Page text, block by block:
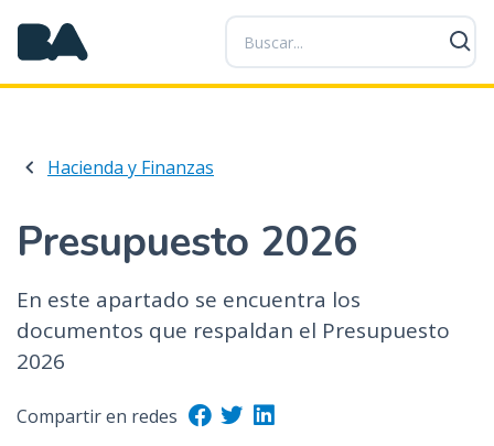
P
a
s
a
n
e
n
o
Hacienda y Finanzas
Presupuesto 2026
En este apartado se encuentra los
documentos que respaldan el Presupuesto
2026
Compartir en redes